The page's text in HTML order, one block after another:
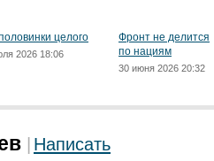
целого
2026 18:06
Фронт не делится
по нациям
30 июня 2026 20:32
Написать